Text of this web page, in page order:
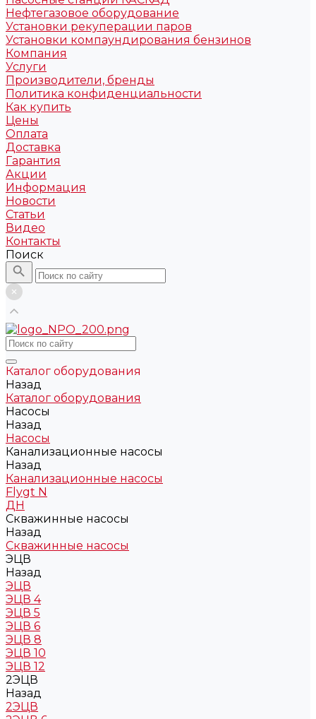
Нефтегазовое оборудование
Установки рекуперации паров
Установки компаундирования бензинов
Компания
Услуги
Производители, бренды
Политика конфиденциальности
Как купить
Цены
Оплата
Доставка
Гарантия
Акции
Информация
Новости
Статьи
Видео
Контакты
Поиск
Каталог оборудования
Назад
Каталог оборудования
Насосы
Назад
Насосы
Канализационные насосы
Назад
Канализационные насосы
Flygt N
ДН
Скважинные насосы
Назад
Скважинные насосы
ЭЦВ
Назад
ЭЦВ
ЭЦВ 4
ЭЦВ 5
ЭЦВ 6
ЭЦВ 8
ЭЦВ 10
ЭЦВ 12
2ЭЦВ
Назад
2ЭЦВ